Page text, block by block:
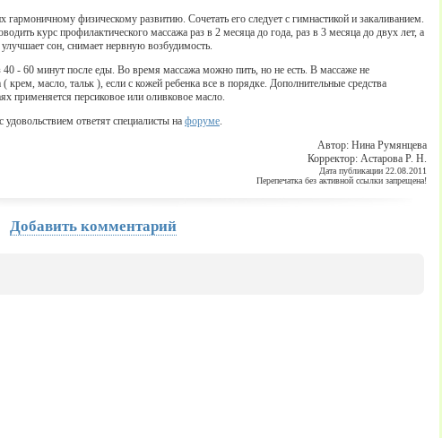
гармоничному физическому развитию. Сочетать его следует с гимнастикой и закаливанием.
курс профилактического массажа раз в 2 месяца до года, раз в 3 месяца до двух лет, а
сон, снимает нервную возбудимость.
40 - 60 минут после еды. Во время массажа можно пить, но не есть. В массаже не
масло, тальк ), если с кожей ребенка все в порядке. Дополнительные средства
применяется персиковое или оливковое масло.
ответят специалисты на форуме.
Автор: Нина Румянцева
Корректор: Астарова Р. Н.
Дата публикации 22.08.2011
Перепечатка без активной ссылки запрещена!
Добавить комментарий